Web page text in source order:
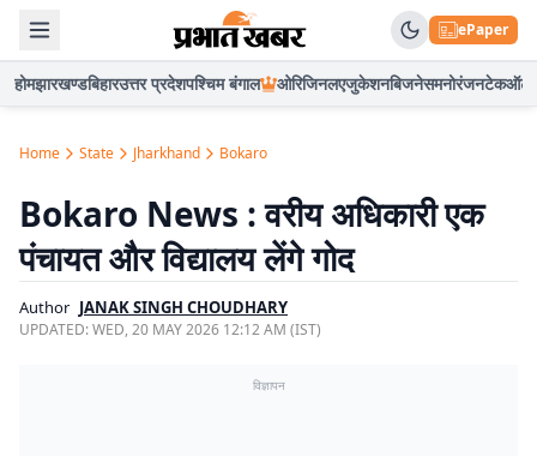
ePaper
होमझारखण्डबिहारउत्तर प्रदेशपश्चिम बंगाल ओरिजिनलएजुकेशनबिजनेसमनोरंजनटेकऑटो
Home State Jharkhand Bokaro
Bokaro News : वरीय अधिकारी एक
पंचायत और विद्यालय लेंगे गोद
Author JANAK SINGH CHOUDHARY
UPDATED:WED, 20 MAY 2026 12:12 AM (IST)
विज्ञापन